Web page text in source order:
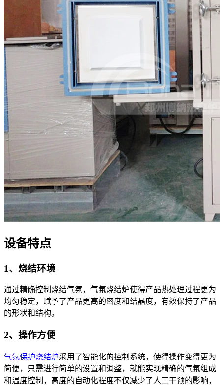
设备特点
1、烧结环境
通过精确控制烧结气氛，气氛烧结炉使得产品热处理过程更为
均匀稳定，赋予了产品更高的密度和结晶度，有效保持了产品
的形状和结构。
2、操作方便
气氛保护烧结炉采用了智能化的控制系统，使得操作变得更为
简便，只需进行简单的设置和调整，就能实现精确的气氛组成
和温度控制，高度的自动化程度不仅减少了人工干预的影响，